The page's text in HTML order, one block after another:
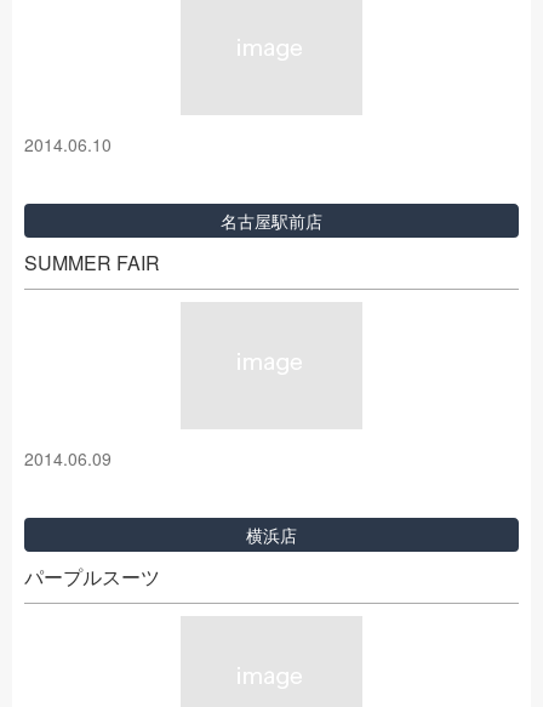
2014.06.10
名古屋駅前店
SUMMER FAIR
2014.06.09
横浜店
パープルスーツ